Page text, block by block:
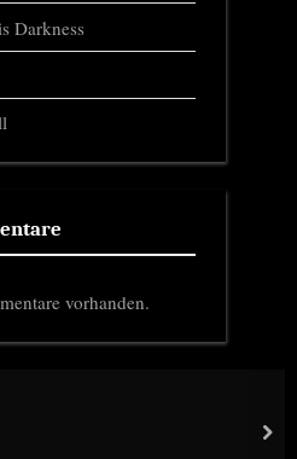
Darkness
vorhanden.